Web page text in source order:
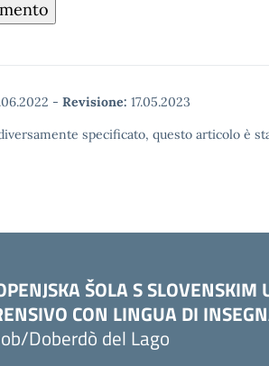
- Revisione: 17.05.2023
specificato, questo articolo è
ŠOLA S
CON LINGUA DI
Doberdò del Lago